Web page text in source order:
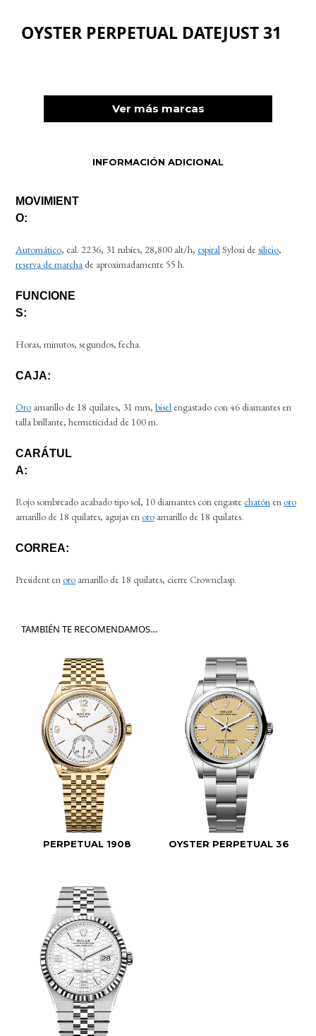
OYSTER PERPETUAL DATEJUST 31
Ver más marcas
INFORMACIÓN ADICIONAL
MOVIMIENT
O:
Automático, cal. 2236, 31 rubíes, 28,800 alt/h, espiralSyloxi desilicio,
reserva de marcha de aproximadamente 55 h.
FUNCIONE
S:
Horas, minutos, segundos, fecha.
CAJA:
Oro amarillo de 18 quilates, 31 mm, bisel engastado con 46 diamantes en
talla brillante, hermeticidad de 100 m.
CARÁTUL
A:
Rojo sombreado acabado tipo sol, 10 diamantes con engastechatón enoro
amarillo de 18 quilates, agujas enoro amarillo de 18 quilates.
CORREA:
President enoro amarillo de 18 quilates, cierre Crownclasp.
TAMBIÉN TE RECOMENDAMOS…
PERPETUAL 1908 OYSTER PERPETUAL 36